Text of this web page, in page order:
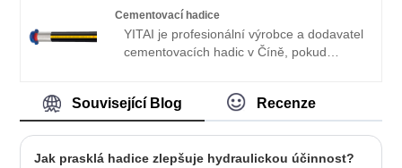
cenou, kontaktujte nás nyní! Na hadice se
specializujeme již řadu let. Naše produkty
mají dobrou cenovou výhodu a pokrývají
většinu světových trhů. Těšíme se, že se
Cementovací hadice
YITAI je profesionální výrobce a dodavatel
cementovacích hadic v Číně, pokud
produkty mají dobrou cenovou výhodu a
pokrývají většinu evropských a
staneme vaším dlouhodobým partnerem v
Související Blog Recenze
Jak prasklá hadice zlepšuje hydraulickou účinnost?